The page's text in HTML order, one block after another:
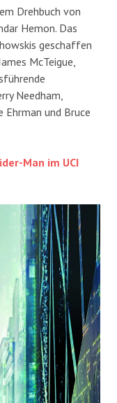
Drehbuch von
Hemon. Das
geschaffen
McTeigue,
Needham,
Ehrman und Bruce
Man im UCI